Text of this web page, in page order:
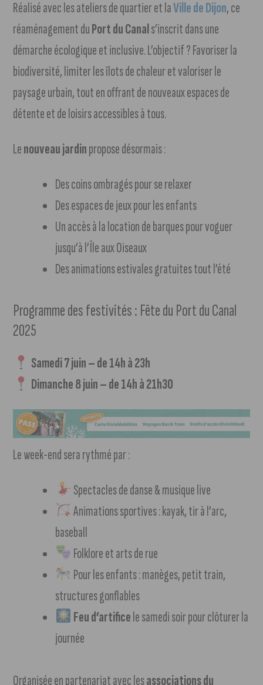
Réalisé avec les ateliers de quartier et laVille de Dijon, ce
réaménagement duPort du Canals’inscrit dans une
démarche écologique et inclusive. L’objectif ? Favoriser la
biodiversité, limiter les îlots de chaleur et valoriser le
paysage urbain, tout en offrant de nouveaux espaces de
détente et de loisirs accessibles à tous.
Lenouveau jardinpropose désormais :
Des coins ombragés pour se relaxer
Des espaces de jeux pour les enfants
Un accès à la location de barques pour voguer
jusqu’à l’Île aux Oiseaux
Des animations estivales gratuites tout l’été
Programme des festivités : Fête du Port du Canal
2025
Samedi 7 juin – de 14h à 23h
Dimanche 8 juin – de 14h à 21h30
Le week-end sera rythmé par :
Spectacles de danse & musique live
Animations sportives : kayak, tir à l’arc,
baseball
Folklore et arts de rue
Pour les enfants : manèges, petit train,
structures gonflables
Feu d’artificele samedi soir pour clôturer la
journée
Organisée en partenariat avec lesassociations du